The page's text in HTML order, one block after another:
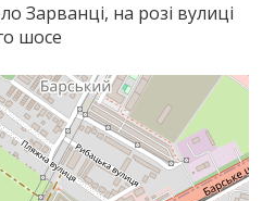
Зарванці, на розі вулиці
шосе